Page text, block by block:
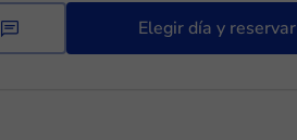
Elegir día y reservar